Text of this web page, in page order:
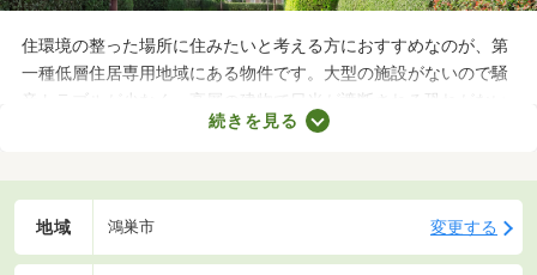
住環境の整った場所に住みたいと考える方におすすめなのが、第
一種低層住居専用地域にある物件です。大型の施設がないので騒
音トラブルが少なく、高層の建物で日光が遮断される恐れがない
ことから、住環境に優れたエリアです。住みやすい土地ではある
も購入費用を抑えられる中古の一戸建てを紹介します。
続きを見る
地域 鴻巣市 変更する